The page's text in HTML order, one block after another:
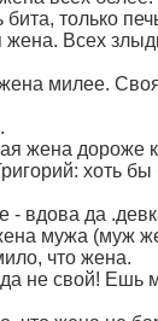
только
жена. Всех
милее.
жена дороже
хоть
- вдова да
мужа (муж
что жена.
не свой! Ешь